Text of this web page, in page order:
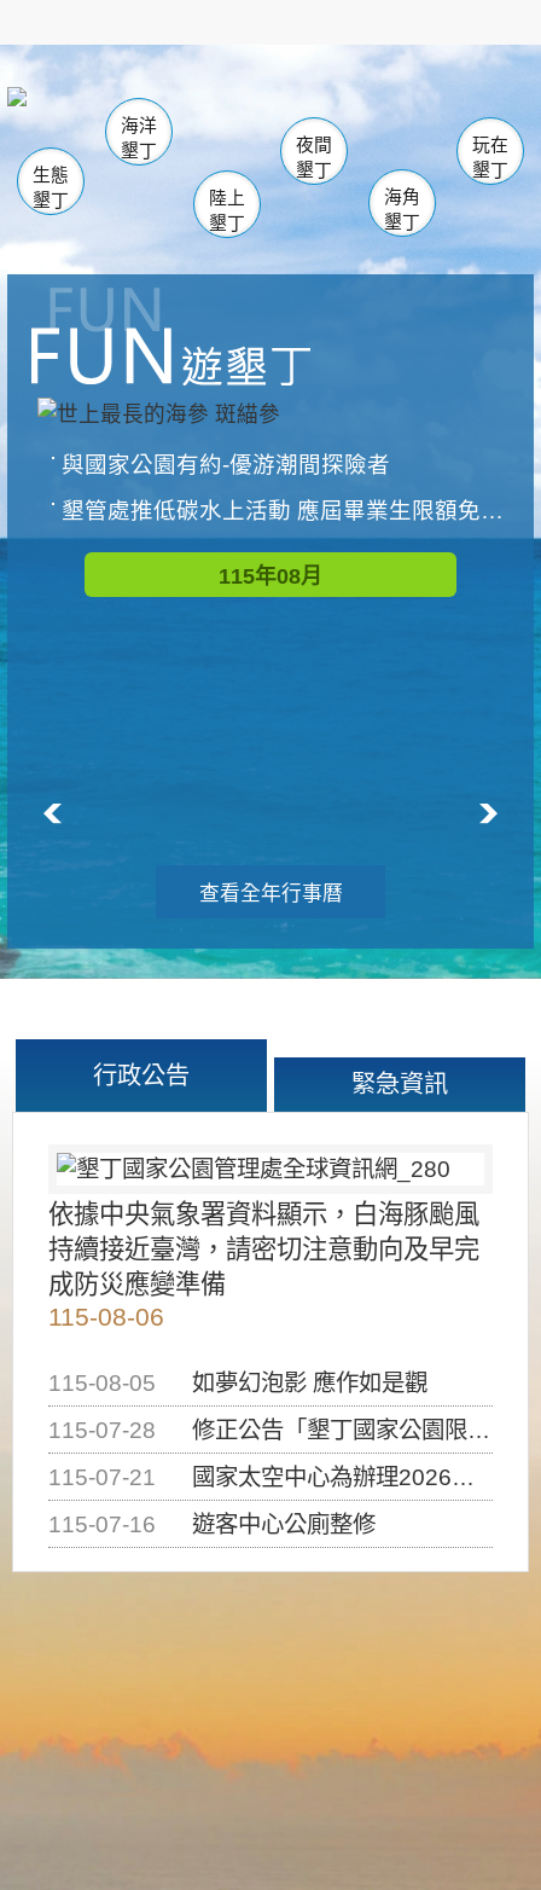
南仁湖
海生館
恆春 佳樂水
龍鑾潭自然中心 森林遊樂區
瓊麻館
關山 墾管處遊客中心
社頂公園 風吹沙
船帆石
白砂 龍磐公園
香蕉灣
砂島
鵝鑾鼻
生態
墾丁
海洋
墾丁
陸上
墾丁
夜間
墾丁
海角
墾丁
玩在
墾丁
與國家公園有約-優游潮間探險者
墾管處推低碳水上活動 應屆畢業生限額免費參加
115年08月
查看全年行事曆
行政公告 緊急資訊
依據中央氣象署資料顯示，白海豚颱風
持續接近臺灣，請密切注意動向及早完
成防災應變準備
115-08-06
115-08-05
如夢幻泡影 應作如是觀
115-07-28
修正公告「墾丁國家公園限制水域遊憩活動之種類、範圍、時間及行為」，自即日生效。
115-07-21
國家太空中心為辦理2026台灣盃火箭競賽，陸、海、空域警戒及協調相關事宜，因颱風備案事宜
115-07-16
遊客中心公廁整修